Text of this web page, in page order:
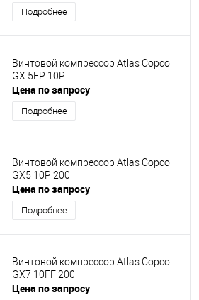
Подробнее
Винтовой компрессор Atlas Copco
GX 5EP 10P
Цена по запросу
Подробнее
Винтовой компрессор Atlas Copco
GX5 10P 200
Цена по запросу
Подробнее
Винтовой компрессор Atlas Copco
GX7 10FF 200
Цена по запросу